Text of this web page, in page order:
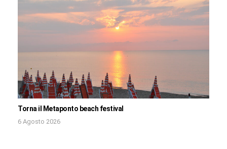
Torna il Metaponto beach festival
6 Agosto 2026